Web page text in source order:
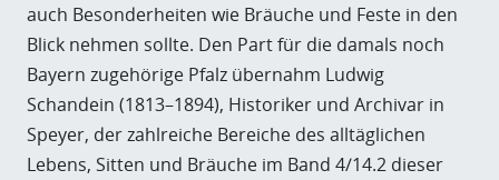
auch Besonderheiten wie Bräuche und Feste in den
Blick nehmen sollte. Den Part für die damals noch
Bayern zugehörige Pfalz übernahm Ludwig
Schandein (1813–1894), Historiker und Archivar in
Speyer, der zahlreiche Bereiche des alltäglichen
Lebens, Sitten und Bräuche im Band 4/14.2 dieser